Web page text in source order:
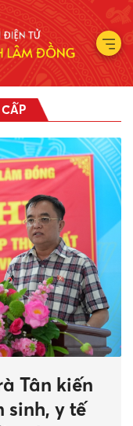
Tân kiến
sinh, y tế